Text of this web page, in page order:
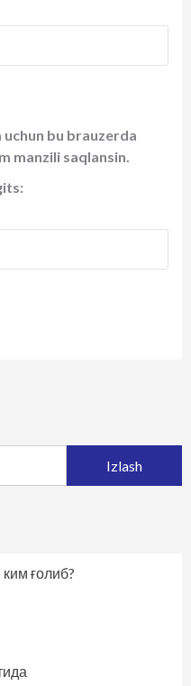
bu brauzerda
manzili saqlansin.
ғолиб?